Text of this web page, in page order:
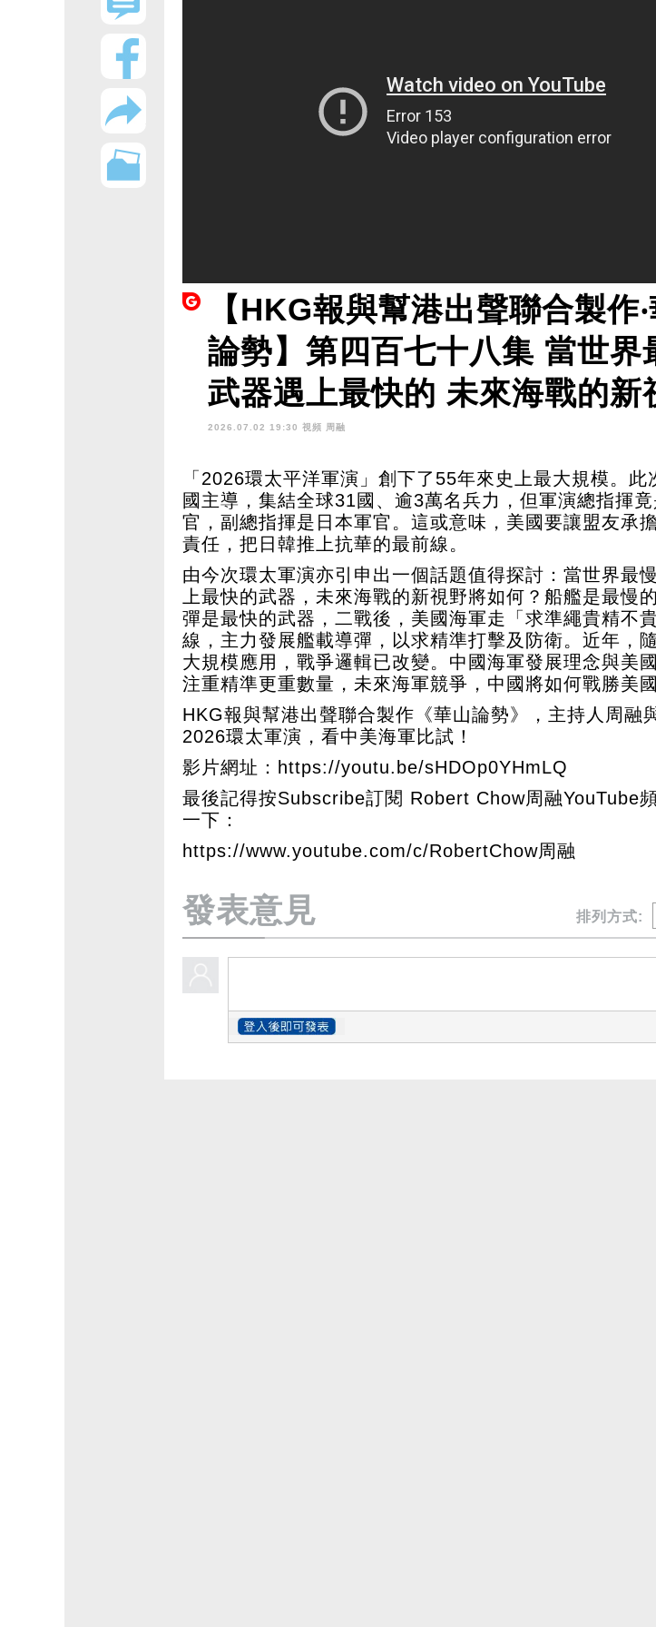
【HKG報與幫港出聲聯合製作
論勢】第四百七十八集 當世界
武器遇上最快的 未來海戰的新
中國如何戰勝美國
2026.07.02 19:30 視頻 周融
「2026環太平洋軍演」創下了55年來史上最大規模。此
國主導，集結全球31國、逾3萬名兵力，但軍演總指揮
官，副總指揮是日本軍官。這或意味，美國要讓盟友承
責任，把日韓推上抗華的最前線。
由今次環太軍演亦引申出一個話題值得探討：當世界最
上最快的武器，未來海戰的新視野將如何？船艦是最慢
彈是最快的武器，二戰後，美國海軍走「求準繩貴精不
線，主力發展艦載導彈，以求精準打擊及防衛。近年，
大規模應用，戰爭邏輯已改變。中國海軍發展理念與美
注重精準更重數量，未來海軍競爭，中國將如何戰勝美
HKG報與幫港出聲聯合製作《華山論勢》，主持人周融
2026環太軍演，看中美海軍比試！
影片網址： https://youtu.be/sHDOp0YHmLQ
最後記得按Subscribe訂閱 Robert Chow周融YouTube
一下：
https://www.youtube.com/c/RobertChow周融
發表意見 排列方式: